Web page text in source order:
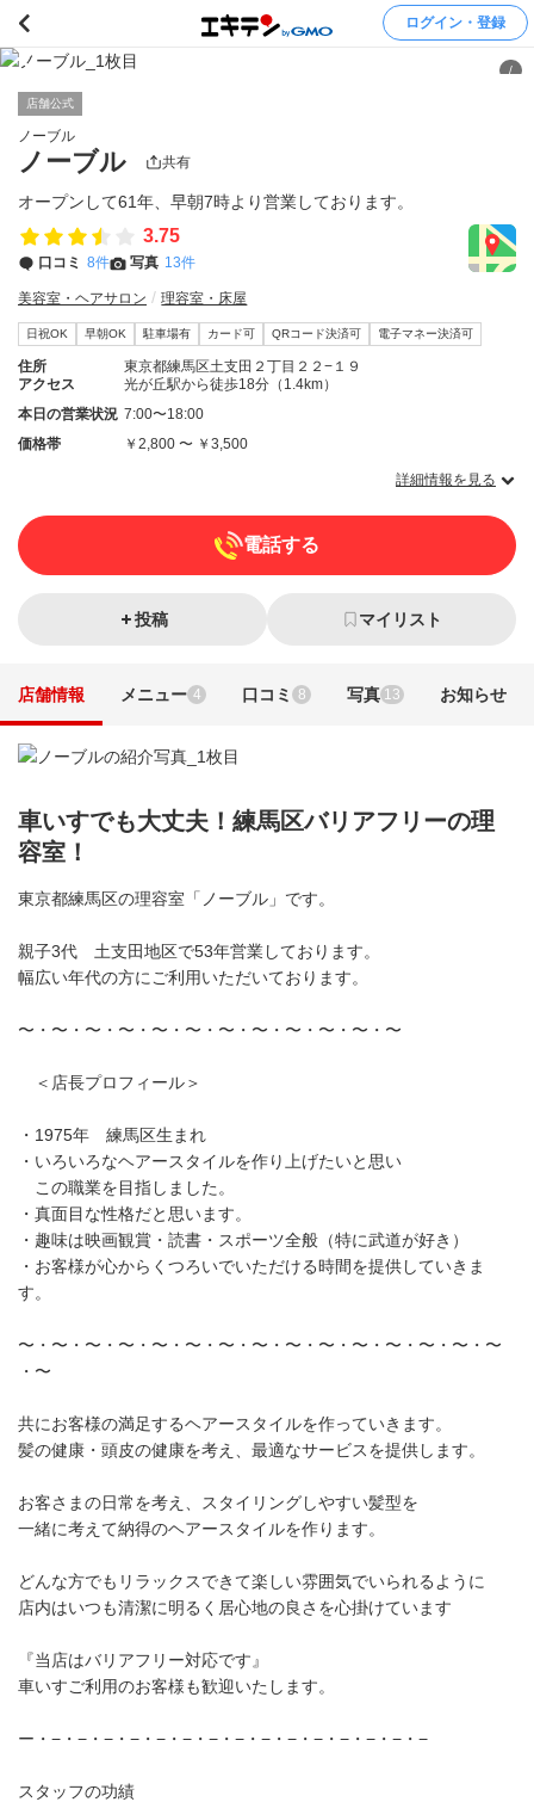
ログイン・登録
/
店舗公式
ノーブル
ノーブル 共有
オープンして61年、早朝7時より営業しております。
3.75
口コミ 8件 写真 13件
美容室・ヘアサロン 理容室・床屋
日祝OK 早朝OK 駐車場有 カード可 QRコード決済可 電子マネー決済可
住所
東京都練馬区土支田２丁目２２−１９
アクセス
光が丘駅から徒歩18分（1.4km）
本日の営業状況 7:00〜18:00
価格帯
￥2,800 〜 ￥3,500
詳細情報を見る
電話する
投稿 マイリスト
店舗情報 メニュー 4 口コミ 8 写真 13 お知らせ
車いすでも大丈夫！練馬区バリアフリーの理
容室！
東京都練馬区の理容室「ノーブル」です。
親子3代 土支田地区で53年営業しております。
幅広い年代の方にご利用いただいております。
〜・〜・〜・〜・〜・〜・〜・〜・〜・〜・〜・〜
＜店長プロフィール＞
・1975年 練馬区生まれ
・いろいろなヘアースタイルを作り上げたいと思い
この職業を目指しました。
・真面目な性格だと思います。
・趣味は映画観賞・読書・スポーツ全般（特に武道が好き）
・お客様が心からくつろいでいただける時間を提供していきま
す。
〜・〜・〜・〜・〜・〜・〜・〜・〜・〜・〜・〜・〜・〜・〜
・〜
共にお客様の満足するヘアースタイルを作っていきます。
髪の健康・頭皮の健康を考え、最適なサービスを提供します。
お客さまの日常を考え、スタイリングしやすい髪型を
一緒に考えて納得のヘアースタイルを作ります。
どんな方でもリラックスできて楽しい雰囲気でいられるように
店内はいつも清潔に明るく居心地の良さを心掛けています
『当店はバリアフリー対応です』
車いすご利用のお客様も歓迎いたします。
ー・−・−・−・−・−・−・−・−・−・−・−・−・−・−・−
スタッフの功績